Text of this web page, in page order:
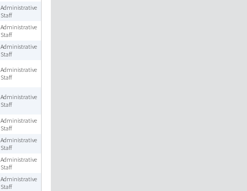
Administrative
Staff
Administrative
Staff
Administrative
Staff
Administrative
Staff
Administrative
Staff
Administrative
Staff
Administrative
Staff
Administrative
Staff
Administrative
Staff